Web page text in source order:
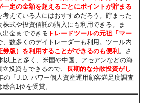
一定の金額を超えるごとにポイントが貯まる
考えている人にはおすすめだろう。貯まった
式や投資信託の購入にも利用できる。ま
出金までできる トレードツールの元祖「マー
、数多くのデイトレーダーも利用。ツール内
券版）を利用することができるのも便利 。さ
以上と多く、米国や中国、アセアンなどの海
立投資もできるので、長期的な分散投資がし
の「J.D. パワー個人資産運用顧客満足度調査
合1位を受賞。